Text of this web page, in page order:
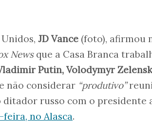
JD Vance (foto), afirmou
Newsque a Casa Branca
Putin, Volodymyr
não considerar “produtivo”
russo com o presidente
no Alasca.